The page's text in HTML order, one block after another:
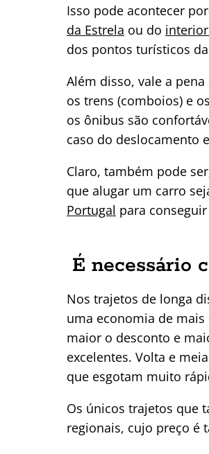
Isso pode acontecer
da Estrela ou do
dos pontos turísticos
Além disso, vale a
os trens (comboios) e
os ônibus são
caso do deslocamento
Claro, também pode
que alugar um carro
Portugal para
É necessário
Nos trajetos de longa
uma economia de mais
maior o desconto e
excelentes. Volta e
que esgotam muito
Os únicos trajetos que
regionais, cujo preço é